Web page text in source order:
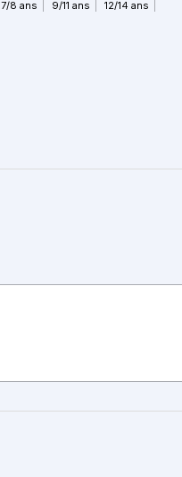
7/8 ans 9/11 ans 12/14 ans